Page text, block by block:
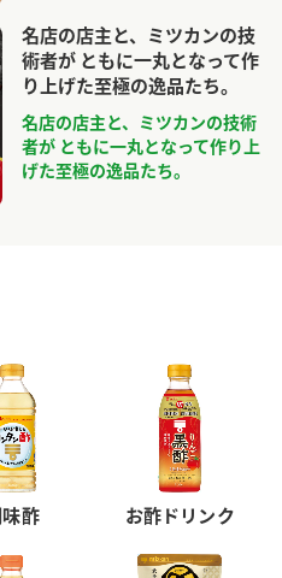
名店の店主と、ミツカンの技
術者が ともに一丸となって作
り上げた至極の逸品たち。
名店の店主と、ミツカンの技術
者が ともに一丸となって作り上
げた至極の逸品たち。
酢 お酢ドリンク